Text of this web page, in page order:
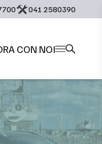
‭041 2580390‬
CON NOI